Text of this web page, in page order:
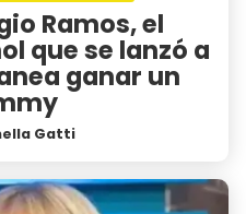
Ramos, el
que se lanzó a
ganar un
Gatti